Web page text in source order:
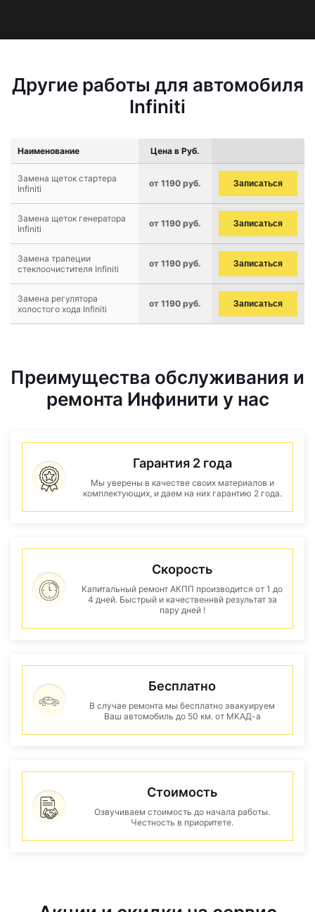
Другие работы для автомобиля
Infiniti
Наименование Цена в Руб.
Замена щеток стартера
Infiniti
от 1190 руб. Записаться
Замена щеток генератора
Infiniti
от 1190 руб. Записаться
Замена трапеции
стеклоочистителя Infiniti
от 1190 руб. Записаться
Замена регулятора
холостого хода Infiniti
от 1190 руб. Записаться
Преимущества обслуживания и
ремонта Инфинити у нас
Гарантия 2 года
Мы уверены в качестве своих материалов и
комплектующих, и даем на них гарантию 2 года.
Скорость
Капитальный ремонт АКПП производится от 1 до
4 дней. Быстрый и качественнвй результат за
пару дней !
Бесплатно
В случае ремонта мы бесплатно эвакуируем
Ваш автомобиль до 50 км. от МКАД-а
Стоимость
Озвучиваем стоимость до начала работы.
Честность в приоритете.